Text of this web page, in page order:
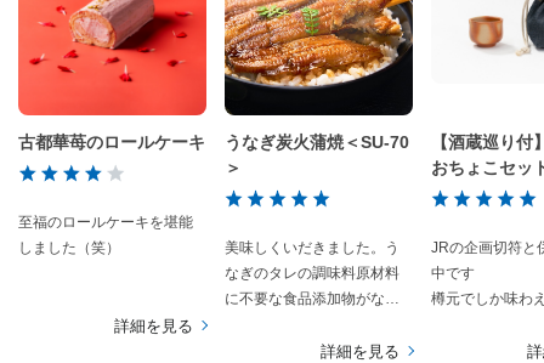
古都華苺のロールケーキ
詳細を見る
至福のロールケーキを堪能
しました（笑）
うなぎ炭火蒲焼＜SU-70
＞
詳細を見る
美味しくいだきました。う
なぎのタレの調味料原材料
に不要な食品添加物がなく
【酒蔵巡り付
おちょこセッ
窯）
JRの企画切符と
中です
樽元でしか味わ
来ないお話しを